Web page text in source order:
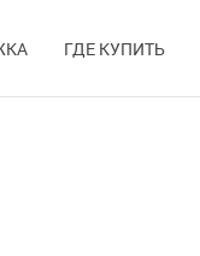
ГДЕ КУПИТЬ